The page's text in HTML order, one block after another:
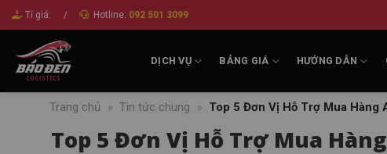
qua
dung
Tỉ giá: / Hotline: 092 501 3099
DỊCH VỤ BẢNG GIÁ HƯỚNG DẪN
Trang chủ » Tin tức chung » Top 5 Đơn Vị Hỗ Trợ Mua Hàng
Top 5 Đơn Vị Hỗ Trợ Mua